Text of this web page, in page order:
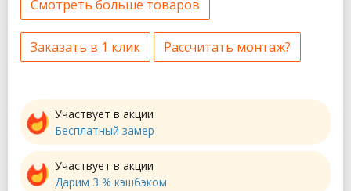
Смотреть больше товаров
Заказать в 1 клик Рассчитать монтаж?
Участвует в акции
Бесплатный замер
Участвует в акции
Дарим 3 % кэшбэком